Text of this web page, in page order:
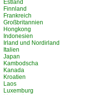
Estland
Finnland
Frankreich
Großbritannien
Hongkong
Indonesien
Irland und Nordirland
Italien
Japan
Kambodscha
Kanada
Kroatien
Laos
Luxemburg